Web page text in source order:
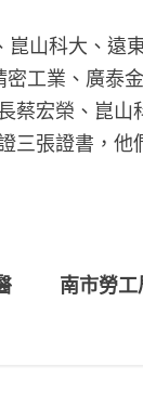
山科大、遠
工業、廣泰
蔡宏榮、崑
三張證書，
南市勞